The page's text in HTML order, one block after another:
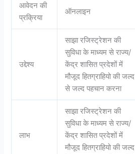
आवेदन की
प्रक्रिया
ऑनलाइन
उद्देश्य
साझा रजिस्ट्रेशन की
सुविधा के माध्यम से राज्य/
केंद्र शासित प्रदेशों में
मौजूद हितग्राहियो की जल्द
से जल्द पहचान करना
लाभ
साझा रजिस्ट्रेशन की
सुविधा के माध्यम से राज्य/
केंद्र शासित प्रदेशों में
मौजूद हितग्राहियो की जल्द